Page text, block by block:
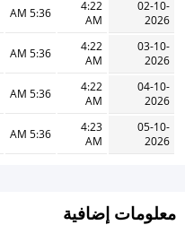
02-10-
2026
4:22
AM
5:36 AM
03-10-
2026
4:22
AM
5:36 AM
04-10-
2026
4:22
AM
5:36 AM
05-10-
2026
4:23
AM
5:36 AM
معلومات إضافية